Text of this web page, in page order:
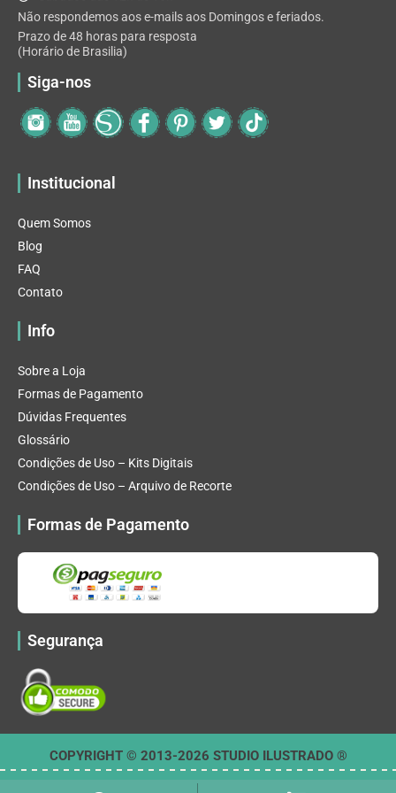
Não respondemos aos e-mails aos Domingos e feriados.
Prazo de 48 horas para resposta
(Horário de Brasilia)
Siga-nos
Institucional
Quem Somos
Blog
FAQ
Contato
Info
Sobre a Loja
Formas de Pagamento
Dúvidas Frequentes
Glossário
Condições de Uso – Kits Digitais
Condições de Uso – Arquivo de Recorte
Formas de Pagamento
Segurança
COPYRIGHT © 2013-2026 STUDIO ILUSTRADO ®